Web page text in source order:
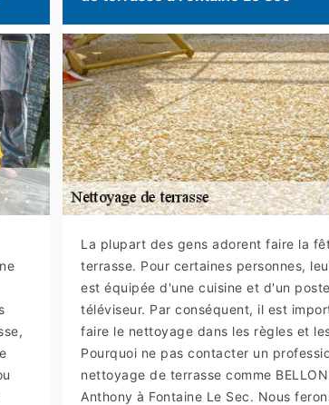
La plupart des gens adorent faire la
terrasse. Pour certaines personnes,
est équipée d'une cuisine et d'un poste
téléviseur. Par conséquent, il est
faire le nettoyage dans les règles et
Pourquoi ne pas contacter un
nettoyage de terrasse comme
Anthony à Fontaine Le Sec. Nous